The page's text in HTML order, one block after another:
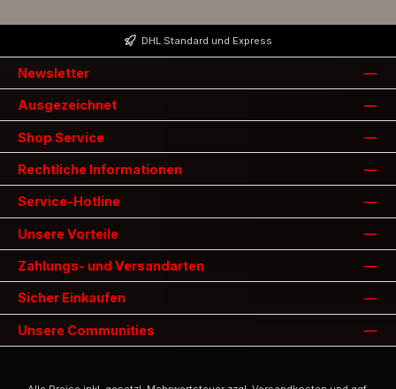
DHL Standard und Express
Newsletter
Ausgezeichnet
Shop Service
Rechtliche Informationen
Service-Hotline
Unsere Vorteile
Zahlungs- und Versandarten
Sicher Einkaufen
Unsere Communities